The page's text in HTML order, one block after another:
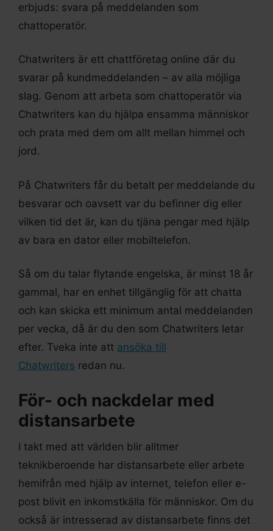
erbjuds: svara på meddelanden som
chattoperatör.
Chatwriters är ett chattföretag online där du
svarar på kundmeddelanden – av alla möjliga
slag. Genom att arbeta som chattoperatör via
Chatwriters kan du hjälpa ensamma människor
och prata med dem om allt mellan himmel och
jord.
På Chatwriters får du betalt per meddelande du
besvarar och oavsett var du befinner dig eller
vilken tid det är, kan du tjäna pengar med hjälp
av bara en dator eller mobiltelefon.
Så om du talar flytande engelska, är minst 18 år
gammal, har en enhet tillgänglig för att chatta
och kan skicka ett minimum antal meddelanden
per vecka, då är du den som Chatwriters letar
efter. Tveka inte att ansöka till
Chatwriters redan nu.
För- och nackdelar med
distansarbete
I takt med att världen blir alltmer
teknikberoende har distansarbete eller arbete
hemifrån med hjälp av internet, telefon eller e-
post blivit en inkomstkälla för människor. Om du
också är intresserad av distansarbete finns det